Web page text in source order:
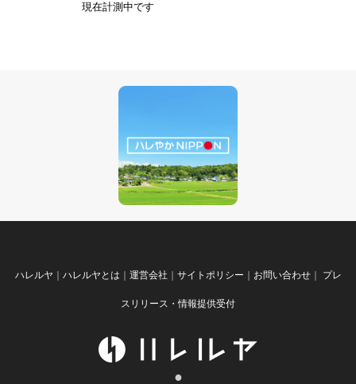
現在計測中です
ハレルヤ ハレルヤとは 運営会社 サイトポリシー お問い合わせ｜ プレ
スリリース・情報提供受付
●